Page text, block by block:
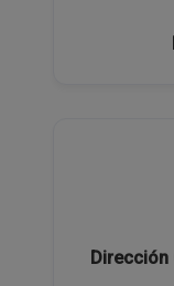
Dirección